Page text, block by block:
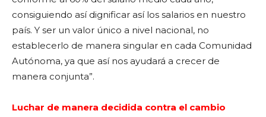
consiguiendo así dignificar así los salarios en nuestro
país. Y ser un valor único a nivel nacional, no
establecerlo de manera singular en cada Comunidad
Autónoma, ya que así nos ayudará a crecer de
manera conjunta”.
Luchar de manera decidida contra el cambio